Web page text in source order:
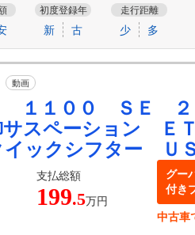
初度登録年
新 古
走行距離
少 多
動画
１１００ ＳＥ ２
スペーション Ｅ
ックシフター Ｕ
支払総額
199.5万円
グー
付き
中古車